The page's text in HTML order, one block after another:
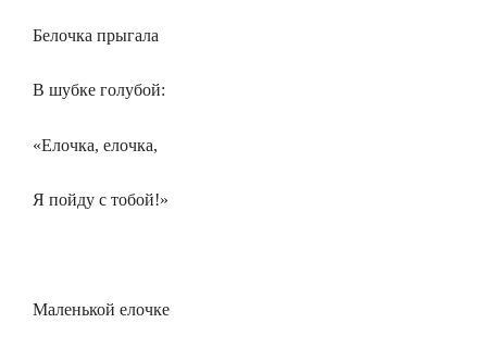
Белочка прыгала
В шубке голубой:
«Елочка, елочка,
Я пойду с тобой!»
Маленькой елочке